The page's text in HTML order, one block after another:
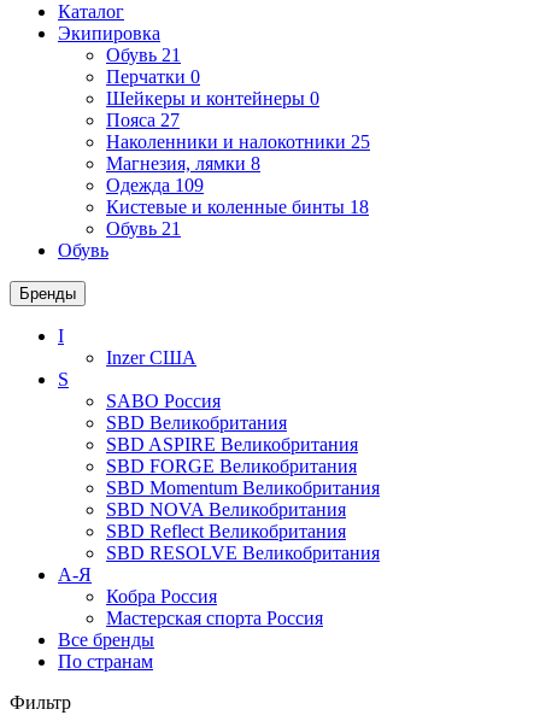
Каталог
Экипировка
Обувь 21
Перчатки 0
Шейкеры и контейнеры 0
Пояса 27
Наколенники и налокотники 25
Магнезия, лямки 8
Одежда 109
Кистевые и коленные бинты 18
Обувь 21
Обувь
Бренды
I
InzerСША
S
SABO Россия
SBD Великобритания
SBD ASPIRE Великобритания
SBD FORGE Великобритания
SBD Momentum Великобритания
SBD NOVA Великобритания
SBD Reflect Великобритания
SBD RESOLVE Великобритания
А-Я
Кобра Россия
Мастерская спорта Россия
Все бренды
По странам
Фильтр